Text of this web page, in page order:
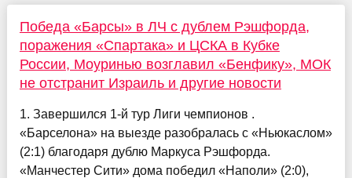
Победа «Барсы» в ЛЧ с дублем Рэшфорда,
поражения «Спартака» и ЦСКА в Кубке
России, Моуринью возглавил «Бенфику», МОК
не отстранит Израиль и другие новости
1. Завершился 1-й тур Лиги чемпионов .
«Барселона» на выезде разобралась с «Ньюкаслом»
(2:1) благодаря дублю Маркуса Рэшфорда.
«Манчестер Сити» дома победил «Наполи» (2:0),